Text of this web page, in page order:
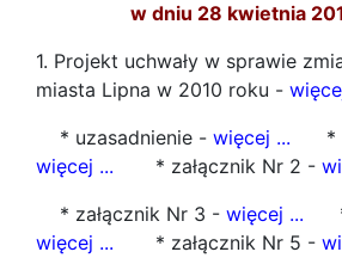
w dniu 28 kwietnia
1. Projekt uchwały w sprawie
miasta Lipna w 2010 roku -
* uzasadnienie - więcej ... *
więcej ... * załącznik Nr 2 -
* załącznik Nr 3 - więcej ... *
więcej ...
* załącznik Nr 5 -